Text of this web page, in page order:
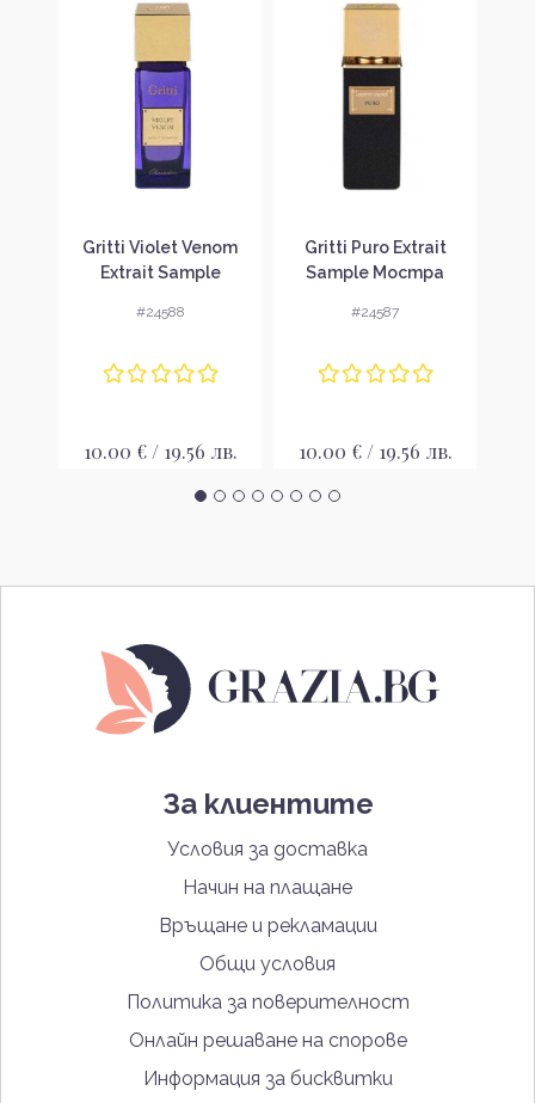
Gritti Violet Venom
Extrait Sample
#24588
10.00 € / 19.56 лв.
Gritti Puro Extrait
Sample Мостра
#24587
10.00 € / 19.56 лв.
За клиентите
Условия за доставка
Начин на плащане
Връщане и рекламации
Общи условия
Политика за поверителност
Онлайн решаване на спорове
Информация за бисквитки